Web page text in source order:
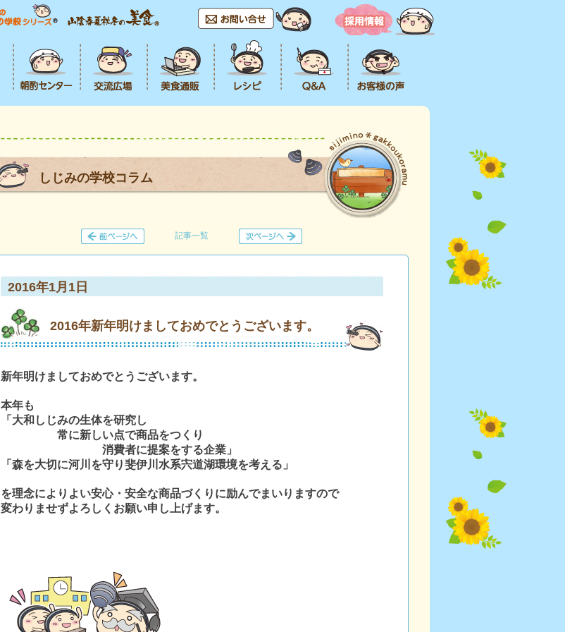
しじみの学校コラム
記事一覧
2016年1月1日
2016年新年明けましておめでとうございます。
新年明けましておめでとうございます。
本年も
「大和しじみの生体を研究し
常に新しい点で商品をつくり
消費者に提案をする企業」
「森を大切に河川を守り斐伊川水系宍道湖環境を考える」
を理念によりよい安心・安全な商品づくりに励んでまいりますので
変わりませずよろしくお願い申し上げます。